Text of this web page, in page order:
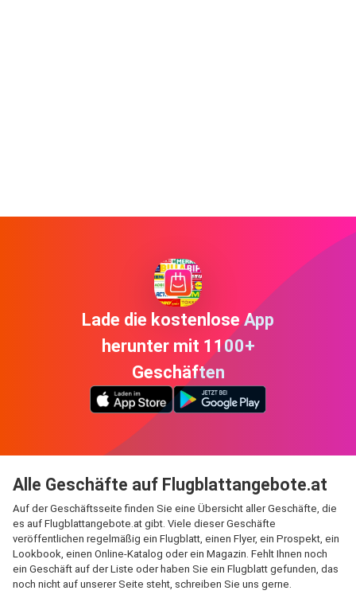
Lade die kostenlose App
herunter mit 1100+
Geschäften
Alle Geschäfte auf Flugblattangebote.at
Auf der Geschäftsseite finden Sie eine Übersicht aller Geschäfte, die
es auf Flugblattangebote.at gibt. Viele dieser Geschäfte
veröffentlichen regelmäßig ein Flugblatt, einen Flyer, ein Prospekt, ein
Lookbook, einen Online-Katalog oder ein Magazin. Fehlt Ihnen noch
ein Geschäft auf der Liste oder haben Sie ein Flugblatt gefunden, das
noch nicht auf unserer Seite steht, schreiben Sie uns gerne.